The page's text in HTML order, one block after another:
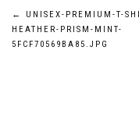
投
稿
←
UNISEX-PREMIUM-T-
HEATHER-PRISM-MINT-
5FCF70569BA85.JPG